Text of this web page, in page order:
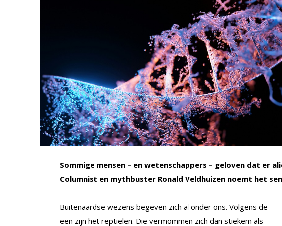
Sommige mensen – en wetenschappers – geloven dat er
Columnist en mythbuster Ronald Veldhuizen noemt het
Buitenaardse wezens begeven zich al onder ons. Volgens de
een zijn het reptielen. Die vermommen zich dan stiekem als